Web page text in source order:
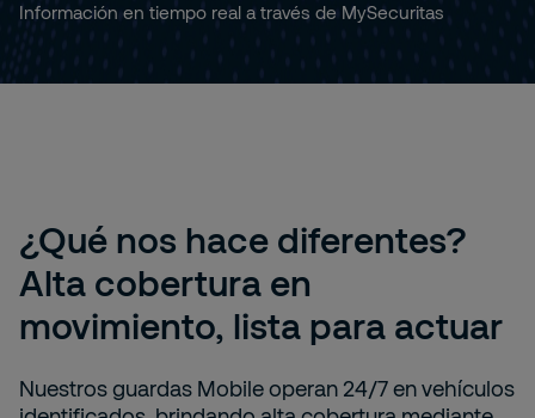
Información en tiempo real a través de MySecuritas
¿Qué nos hace diferentes?
Alta cobertura en
movimiento, lista para actuar
Nuestros guardas Mobile operan 24/7 en vehículos